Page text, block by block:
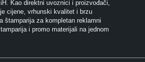
Kao direktni uvoznici i proizvođači,
cijene, vrhunski kvalitet i brzu
štamparija za kompletan reklamni
i promo materijali na jednom